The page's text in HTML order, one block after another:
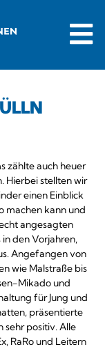
zählte auch heuer
Hierbei stellten wir
einen Einblick
machen kann und
angesagten
den Vorjahren,
Angefangen von
wie Malstraße bis
Mikado und
für Jung und
präsentierte
sehr positiv. Alle
RaRo und Leitern